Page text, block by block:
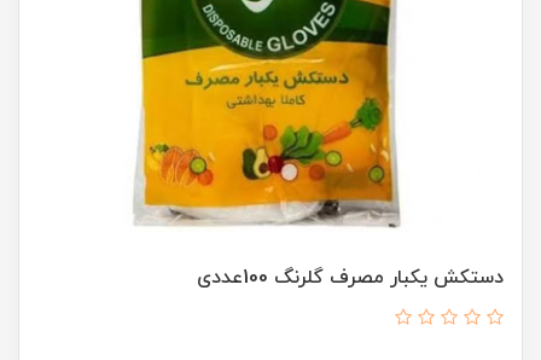
دستکش یکبار مصرف گلرنگ 100عددی